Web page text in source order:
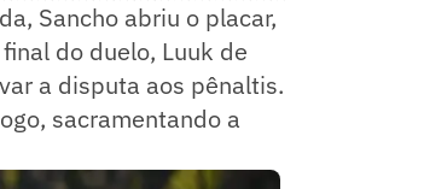
Sancho abriu o placar,
do duelo, Luuk de
a disputa aos pênaltis.
sacramentando a